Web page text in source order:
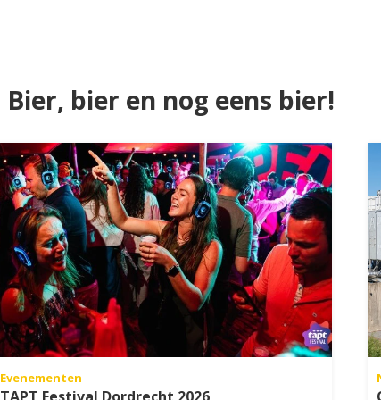
Bier, bier en nog eens bier!
Evenementen
TAPT Festival Dordrecht 2026